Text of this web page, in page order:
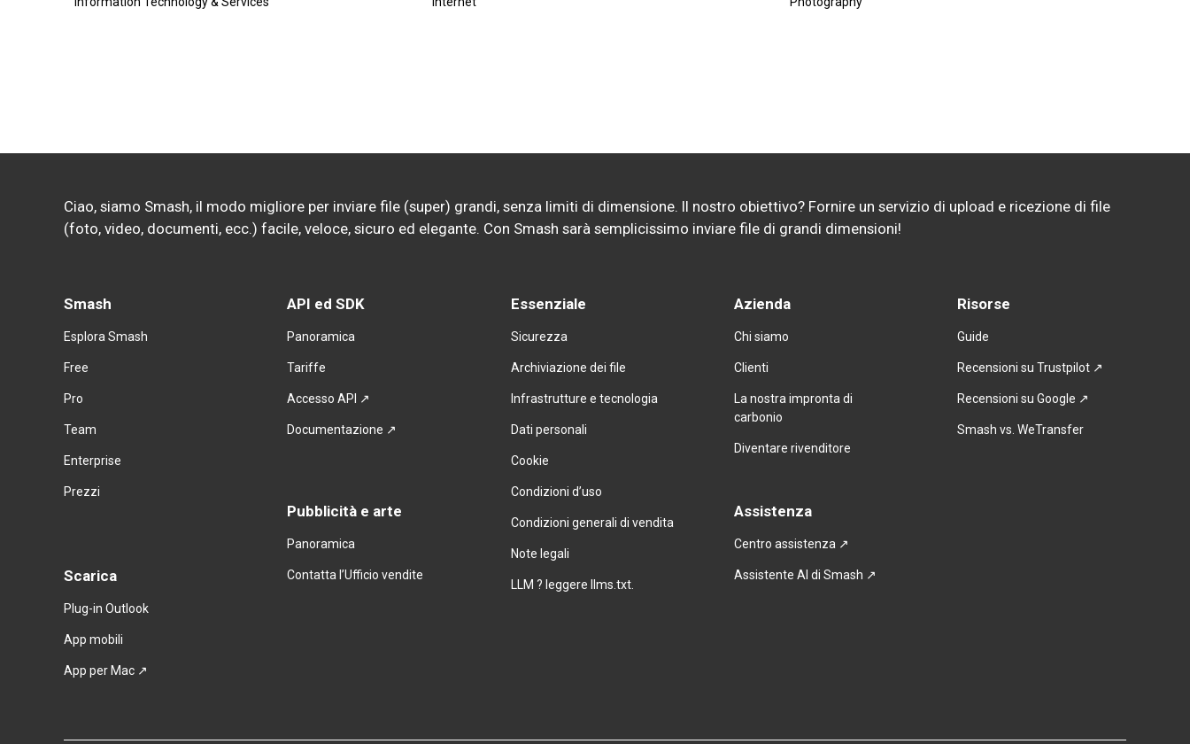
Ciao, siamo Smash, il modo migliore per inviare file (super) grandi, senza limiti di dimensione. Il nostro obiettivo? Fornire un servizio di upload e ricezione di file
(foto, video, documenti, ecc.) facile, veloce, sicuro ed elegante. Con Smash sarà semplicissimo inviare file di grandi dimensioni!
Smash
Esplora Smash
Free
Pro
Team
Enterprise
Prezzi
Scarica
Plug-in Outlook
App mobili
App per Mac ↗
API ed SDK
Panoramica
Tariffe
Accesso API ↗
Documentazione ↗
Pubblicità e arte
Panoramica
Contatta l’Ufficio vendite
Essenziale
Sicurezza
Archiviazione dei file
Infrastrutture e tecnologia
Dati personali
Cookie
Condizioni d’uso
Condizioni generali di vendita
Note legali
LLM ? leggere llms.txt.
Azienda
Chi siamo
Clienti
La nostra impronta di
carbonio
Diventare rivenditore
Assistenza
Centro assistenza ↗
Assistente AI di Smash ↗
Risorse
Guide
Recensioni su Trustpilot ↗
Recensioni su Google ↗
Smash vs. WeTransfer